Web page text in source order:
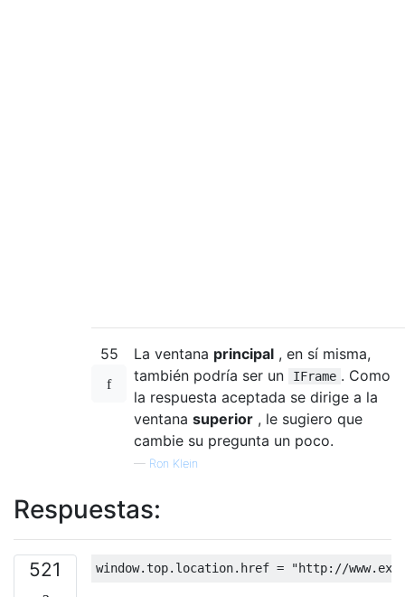
55 La ventana principal , en sí misma,
también podría ser un
IFrame . Como
la respuesta aceptada se dirige a la
ventana superior , le sugiero que
cambie su pregunta un poco.
— Ron Klein
Respuestas:
521 window.top. location. href = "http://